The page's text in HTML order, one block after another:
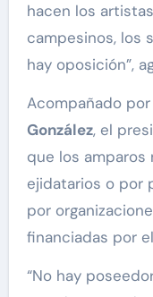
hacen los
campesinos, los
hay oposición”,
Acompañado
González, el
que los
ejidatarios o por
por
financiadas por
“No hay